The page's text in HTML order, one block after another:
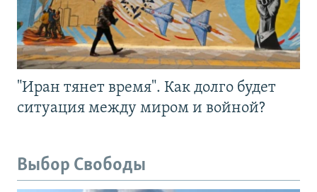
"Иран тянет время". Как долго будет
ситуация между миром и войной?
Выбор Свободы